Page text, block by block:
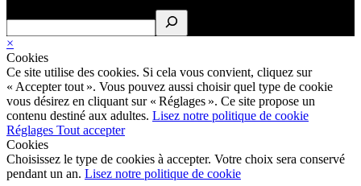
×
Cookies
Ce site utilise des cookies. Si cela vous convient, cliquez sur
« Accepter tout ». Vous pouvez aussi choisir quel type de cookie
vous désirez en cliquant sur « Réglages ». Ce site propose un
contenu destiné aux adultes. Lisez notre politique de cookie
Réglages Tout accepter
Cookies
Choisissez le type de cookies à accepter. Votre choix sera conservé
pendant un an. Lisez notre politique de cookie